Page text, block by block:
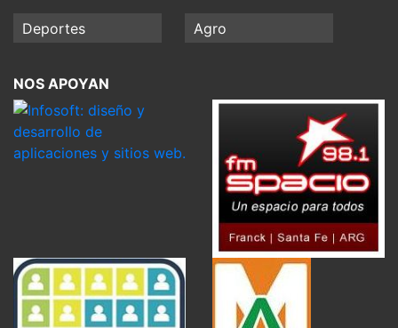
Deportes Agro
NOS APOYAN